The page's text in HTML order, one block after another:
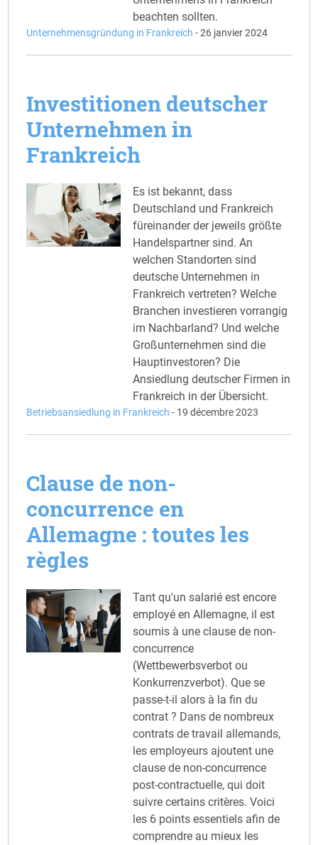
beachten sollten.
Unternehmensgründung in Frankreich -26 janvier 2024
Investitionen deutscher
Unternehmen in
Frankreich
Es ist bekannt, dass
Deutschland und Frankreich
füreinander der jeweils größte
Handelspartner sind. An
welchen Standorten sind
deutsche Unternehmen in
Frankreich vertreten? Welche
Branchen investieren vorrangig
im Nachbarland? Und welche
Großunternehmen sind die
Hauptinvestoren? Die
Ansiedlung deutscher Firmen in
Frankreich in der Übersicht.
Betriebsansiedlung in Frankreich- 19 décembre 2023
Clause de non-
concurrence en
Allemagne : toutes les
règles
Tant qu'un salarié est encore
employé en Allemagne, il est
soumis à une clause de non-
concurrence
(Wettbewerbsverbot ou
Konkurrenzverbot). Que se
passe-t-il alors à la fin du
contrat ? Dans de nombreux
contrats de travail allemands,
les employeurs ajoutent une
clause de non-concurrence
post-contractuelle, qui doit
suivre certains critères. Voici
les 6 points essentiels afin de
comprendre au mieux les